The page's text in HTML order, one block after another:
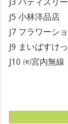
J5 小林洋品店
J7 フラワーシ
J9 まいばすけ
J10 ㈲宮内無線